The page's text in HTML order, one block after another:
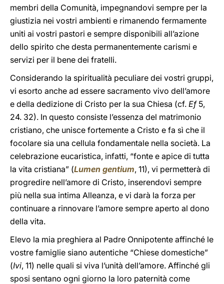
membri della Comunità, impegnandovi sempre per la
giustizia nei vostri ambienti e rimanendo fermamente
uniti ai vostri pastori e sempre disponibili all’azione
dello spirito che desta permanentemente carismi e
servizi per il bene dei fratelli.
Considerando la spiritualità peculiare dei vostri gruppi,
vi esorto anche ad essere sacramento vivo dell’amore
e della dedizione di Cristo per la sua Chiesa (cf. Ef5,
24. 32). In questo consiste l’essenza del matrimonio
cristiano, che unisce fortemente a Cristo e fa sì che il
focolare sia una cellula fondamentale nella società. La
celebrazione eucaristica, infatti, “fonte e apice di tutta
la vita cristiana” (Lumen gentium, 11), vi permetterà di
progredire nell’amore di Cristo, inserendovi sempre
più nella sua intima Alleanza, e vi darà la forza per
continuare a rinnovare l’amore sempre aperto al dono
della vita.
Elevo la mia preghiera al Padre Onnipotente affinché le
vostre famiglie siano autentiche “Chiese domestiche”
(Ivi, 11) nelle quali si viva l’unità dell’amore. Affinché gli
sposi sentano ogni giorno la loro paternità come